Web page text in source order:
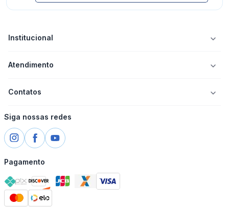
Institucional
Atendimento
Contatos
Siga nossas redes
Pagamento